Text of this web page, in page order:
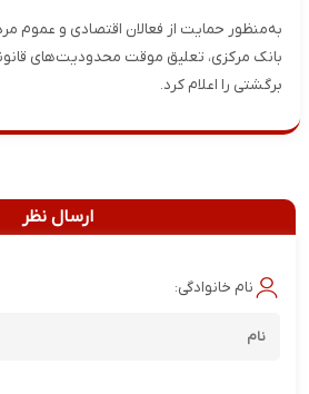
به‌منظور حمایت از فعالان اقتصادی و عموم
بانک مرکزی، تعلیق موقت محدودیت‌های
برگشتی را اعلام کرد.
ارسال نظر
نام خانوادگی: